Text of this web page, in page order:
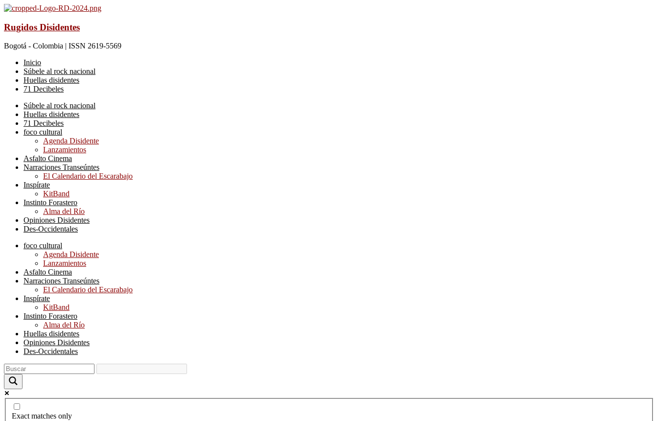
Rugidos Disidentes
Bogotá - Colombia | ISSN 2619-5569
Inicio
Súbele al rock nacional
Huellas disidentes
71 Decibeles
Súbele al rock nacional
Huellas disidentes
71 Decibeles
foco cultural
Agenda Disidente
Lanzamientos
Asfalto Cinema
Narraciones Transeúntes
El Calendario del Escarabajo
Inspírate
KitBand
Instinto Forastero
Alma del Río
Opiniones Disidentes
Des-Occidentales
foco cultural
Agenda Disidente
Lanzamientos
Asfalto Cinema
Narraciones Transeúntes
El Calendario del Escarabajo
Inspírate
KitBand
Instinto Forastero
Alma del Río
Huellas disidentes
Opiniones Disidentes
Des-Occidentales
Exact matches only